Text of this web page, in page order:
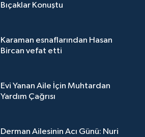
Bıçaklar Konuştu
Karaman esnaflarından Hasan
Bircan vefat etti
Evi Yanan Aile İçin Muhtardan
Yardım Çağrısı
Derman Ailesinin Acı Günü: Nuri